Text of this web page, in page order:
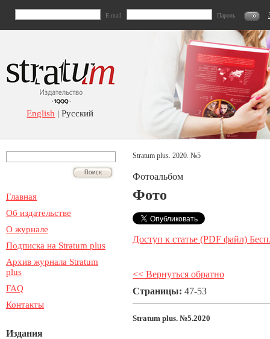
E-mail Пароль
English | Русский
Главная
Об издательстве
О журнале
Подписка на Stratum plus
Архив журнала Stratum
plus
FAQ
Контакты
Издания
Stratum plus. 2020. №5
Фотоальбом
Фото
Доступ к статье (PDF файл)
<< Вернуться обратно
Страницы: 47-53
Stratum plus. №5.2020